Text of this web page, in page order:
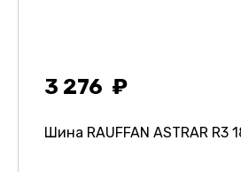
3 276
Шина RAUFFAN ASTRAR R3